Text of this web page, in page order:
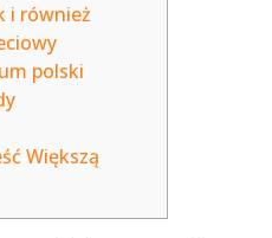
i również
polski
Większą